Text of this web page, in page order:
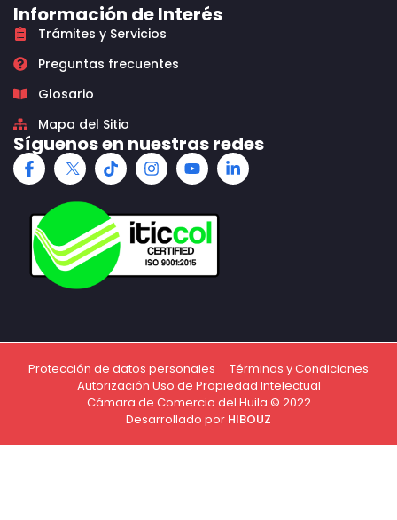
Información de Interés
Trámites y Servicios
Preguntas frecuentes
Glosario
Mapa del Sitio
Síguenos en nuestras redes
Protección de datos personales
Términos y Condiciones
Autorización Uso de Propiedad Intelectual
Cámara de Comercio del Huila © 2022
Desarrollado por HIBOUZ